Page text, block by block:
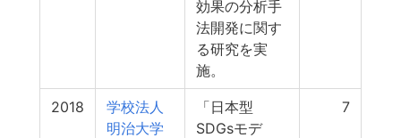
効果の分析手
法開発に関す
る研究を実
施。
2018
学校法人
明治大学
「日本型
SDGsモデ
7